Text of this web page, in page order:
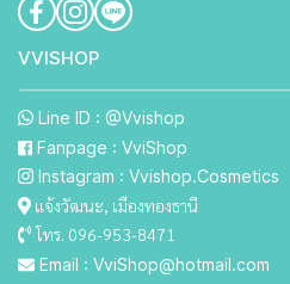
VVISHO P
Line ID : @Vvishop
Fanpage : VviShop
Instagram : Vvishop.Cosmetics
แจ้งวัฒนะ, เมืองทองธานี
โทร. 096-953-8471
Email : VviShop@hotmail.com